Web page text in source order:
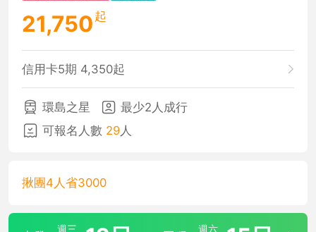
21,750 起
信用卡5期 4,350起
環島之星
最少2人成行
可報名人數 29人
揪團4人省3000
週三
週六